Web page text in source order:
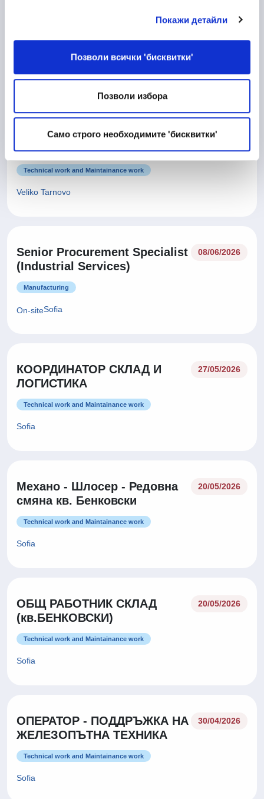
Покажи детайли
Позволи всички 'бисквитки'
Позволи избора
Само строго необходимите 'бисквитки'
10/06/2026
Матричар
Technical work and Maintainance work
Veliko Tarnovo
Senior Procurement Specialist
(Industrial Services)
08/06/2026
Manufacturing
On-siteSofia
КООРДИНАТОР СКЛАД И
ЛОГИСТИКА
27/05/2026
Technical work and Maintainance work
Sofia
Механо - Шлосер - Редовна
смяна кв. Бенковски
20/05/2026
Technical work and Maintainance work
Sofia
ОБЩ РАБОТНИК СКЛАД
(кв.БЕНКОВСКИ)
20/05/2026
Technical work and Maintainance work
Sofia
ОПЕРАТОР - ПОДДРЪЖКА НА
ЖЕЛЕЗОПЪТНА ТЕХНИКА
30/04/2026
Technical work and Maintainance work
Sofia